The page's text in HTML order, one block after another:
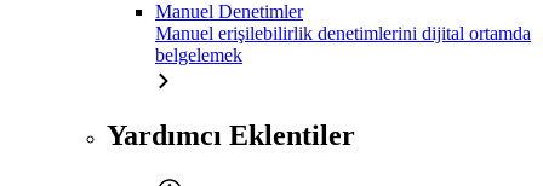
Manuel Denetimler
Manuel erişilebilirlik denetimlerini dijital ortamda
belgelemek
Yardımcı Eklentiler